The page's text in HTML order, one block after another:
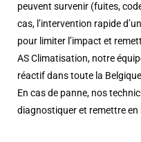
peuvent survenir (fuites,
cas, l’intervention rapide
pour limiter l’impact et
AS Climatisation, notre
réactif dans toute la
En cas de panne, nos
diagnostiquer et remettre